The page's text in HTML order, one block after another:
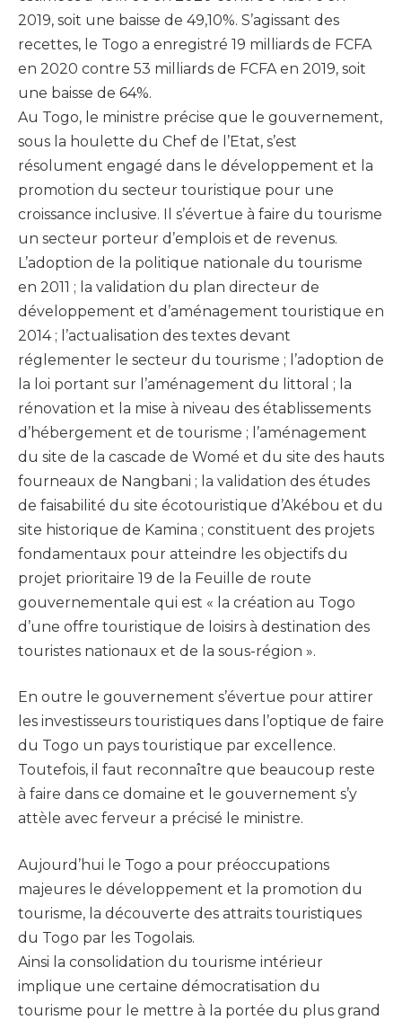
2019, soit une baisse de 49,10%. S’agissant des
recettes, le Togo a enregistré 19 milliards de FCFA
en 2020 contre 53 milliards de FCFA en 2019, soit
une baisse de 64%.
Au Togo, le ministre précise que le gouvernement,
sous la houlette du Chef de l’Etat, s’est
résolument engagé dans le développement et la
promotion du secteur touristique pour une
croissance inclusive. Il s’évertue à faire du tourisme
un secteur porteur d’emplois et de revenus.
L’adoption de la politique nationale du tourisme
en 2011 ; la validation du plan directeur de
développement et d’aménagement touristique en
2014 ; l’actualisation des textes devant
réglementer le secteur du tourisme ; l’adoption de
la loi portant sur l’aménagement du littoral ; la
rénovation et la mise à niveau des établissements
d’hébergement et de tourisme ; l’aménagement
du site de la cascade de Womé et du site des hauts
fourneaux de Nangbani ; la validation des études
de faisabilité du site écotouristique d’Akébou et du
site historique de Kamina ; constituent des projets
fondamentaux pour atteindre les objectifs du
projet prioritaire 19 de la Feuille de route
gouvernementale qui est « la création au Togo
d’une offre touristique de loisirs à destination des
touristes nationaux et de la sous-région ».
En outre le gouvernement s’évertue pour attirer
les investisseurs touristiques dans l’optique de faire
du Togo un pays touristique par excellence.
Toutefois, il faut reconnaître que beaucoup reste
à faire dans ce domaine et le gouvernement s’y
attèle avec ferveur a précisé le ministre.
Aujourd’hui le Togo a pour préoccupations
majeures le développement et la promotion du
tourisme, la découverte des attraits touristiques
du Togo par les Togolais.
Ainsi la consolidation du tourisme intérieur
implique une certaine démocratisation du
tourisme pour le mettre à la portée du plus grand